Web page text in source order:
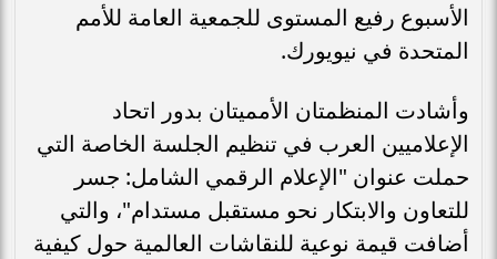
الأسبوع رفيع المستوى للجمعية العامة للأمم
المتحدة في نيويورك.
وأشادت المنظمتان الأمميتان بدور اتحاد
الإعلاميين العرب في تنظيم الجلسة الخاصة التي
حملت عنوان "الإعلام الرقمي الشامل: جسر
للتعاون والابتكار نحو مستقبل مستدام"، والتي
أضافت قيمة نوعية للنقاشات العالمية حول كيفية